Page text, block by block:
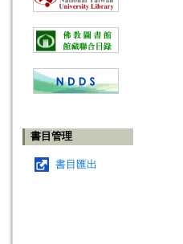
書目管理
書目匯出